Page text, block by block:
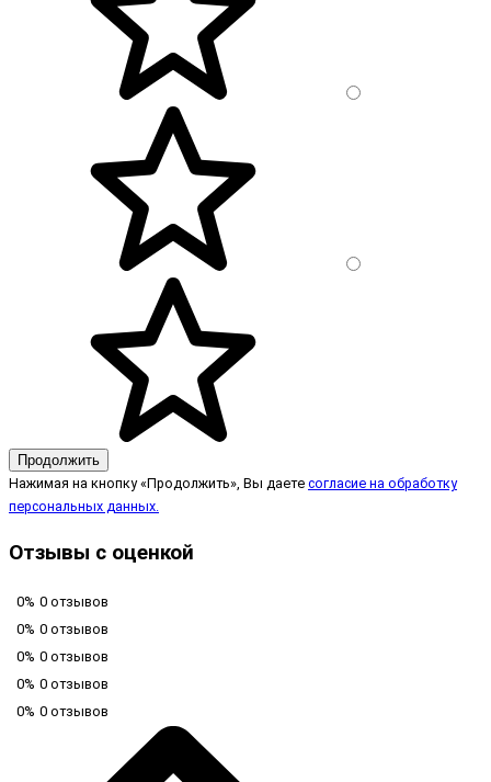
Продолжить
Нажимая на кнопку «Продолжить», Вы даете согласие на обработку
персональных данных.
Отзывы с оценкой
0% 0 отзывов
0% 0 отзывов
0% 0 отзывов
0% 0 отзывов
0% 0 отзывов